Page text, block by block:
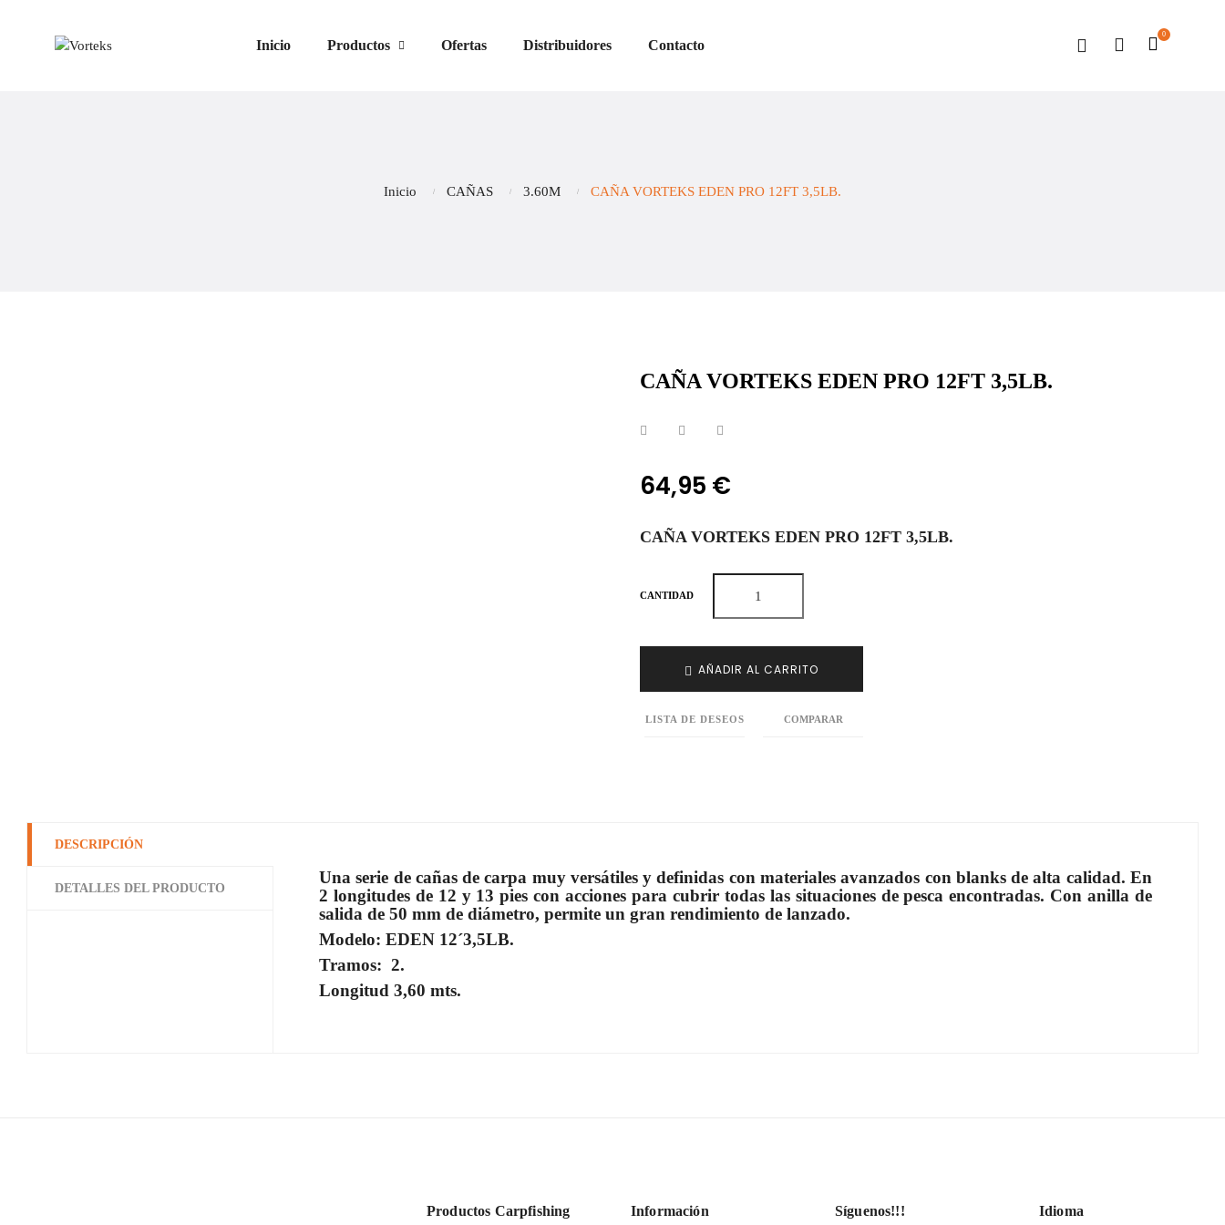
Inicio Productos Ofertas Distribuidores Contacto
0
Inicio CAÑAS 3.60M CAÑA VORTEKS EDEN PRO 12FT 3,5LB.
CAÑA VORTEKS EDEN PRO 12FT 3,5LB.
64,95 €
CAÑA VORTEKS EDEN PRO 12FT 3,5LB.
CANTIDAD
AÑADIR AL CARRITO
LISTA DE DESEOS COMPARAR
DESCRIPCIÓN
DETALLES DEL PRODUCTO
Una serie de cañas de carpa muy versátiles y definidas con materiales avanzados con blanks de alta calidad. En
2 longitudes de 12 y 13 pies con acciones para cubrir todas las situaciones de pesca encontradas. Con anilla de
salida de 50 mm de diámetro, permite un gran rendimiento de lanzado.
Modelo: EDEN 12´3,5LB.
Tramos: 2.
Longitud 3,60 mts.
Productos Carpfishing Información Síguenos!!! Idioma